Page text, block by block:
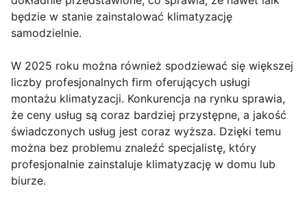
będzie w stanie zainstalować klimatyzację
samodzielnie.
W 2025 roku można również spodziewać się większej
liczby profesjonalnych firm oferujących usługi
montażu klimatyzacji. Konkurencja na rynku sprawia,
że ceny usług są coraz bardziej przystępne, a jakość
świadczonych usług jest coraz wyższa. Dzięki temu
można bez problemu znaleźć specjalistę, który
profesjonalnie zainstaluje klimatyzację w domu lub
biurze.